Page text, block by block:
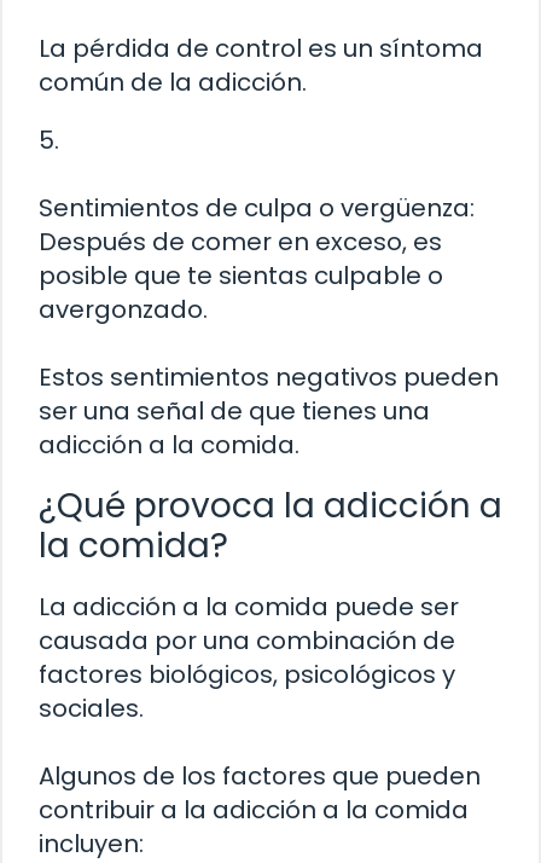
La pérdida de control es un síntoma
común de la adicción.
5.
Sentimientos de culpa o vergüenza:
Después de comer en exceso, es
posible que te sientas culpable o
avergonzado.
Estos sentimientos negativos pueden
ser una señal de que tienes una
adicción a la comida.
¿Qué provoca la adicción a
la comida?
La adicción a la comida puede ser
causada por una combinación de
factores biológicos, psicológicos y
sociales.
Algunos de los factores que pueden
contribuir a la adicción a la comida
incluyen: